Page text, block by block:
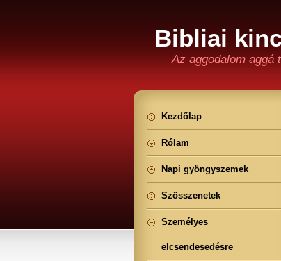
Bibliai
Az aggodalom aggá
Kezdőlap
Rólam
Napi gyöngyszemek
Szösszenetek
Személyes
elcsendesedésre